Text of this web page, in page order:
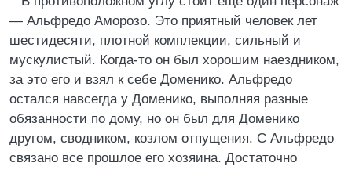
— Альфредо Аморозо. Это приятный человек лет
шестидесяти, плотной комплекции, сильный и
мускулистый. Когда-то он был хорошим наездником,
за это его и взял к себе Доменико. Альфредо
остался навсегда у Доменико, выполняя разные
обязанности по дому, но он был для Доменико
другом, сводником, козлом отпущения. С Альфредо
связано все прошлое его хозяина. Достаточно